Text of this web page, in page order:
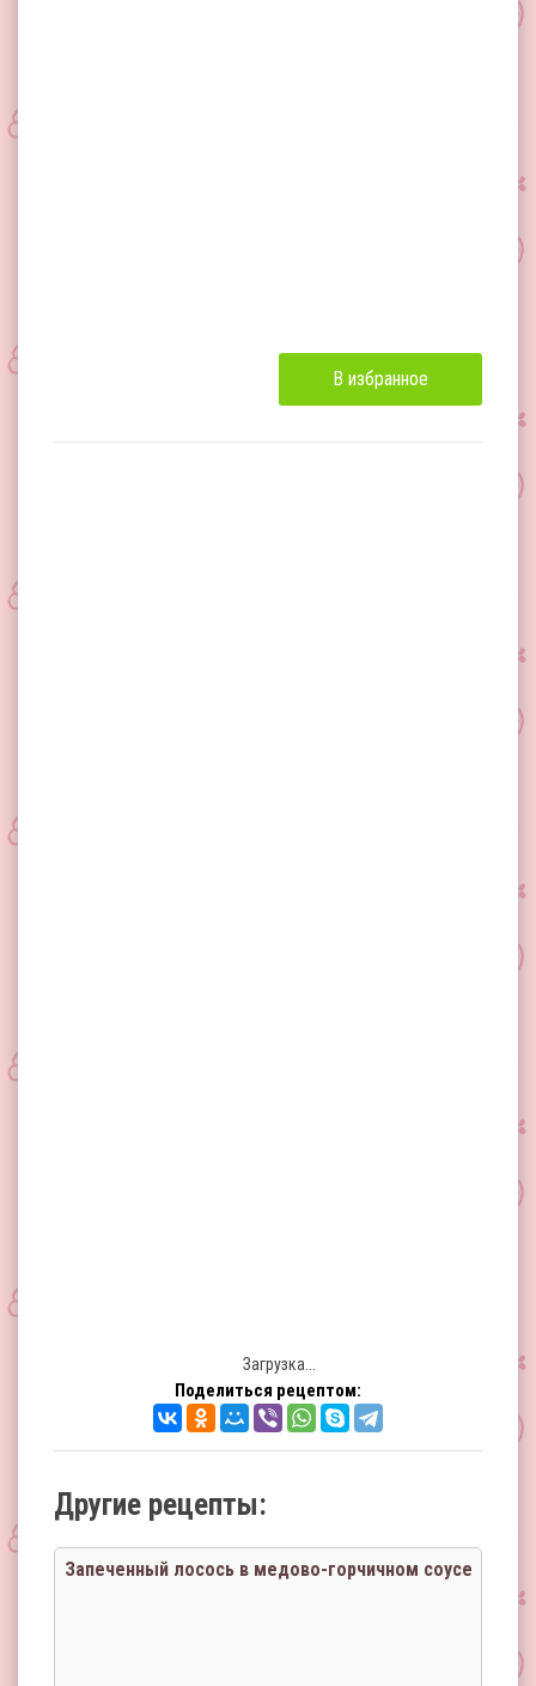
В избранное
Загрузка...
Поделиться рецептом:
Другие рецепты:
Запеченный лосось в медово-горчичном соусе